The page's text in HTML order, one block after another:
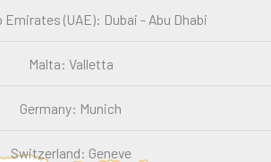
Emirates (UAE): Dubai - Abu Dhabi
Malta: Valletta
Germany: Munich
Switzerland: Geneve